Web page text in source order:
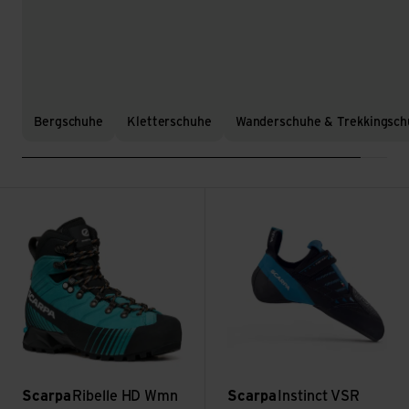
Bergschuhe Kletterschuhe Wanderschuhe &
Scarpa Ribelle HD Wmn Scarpa Instinct VSR